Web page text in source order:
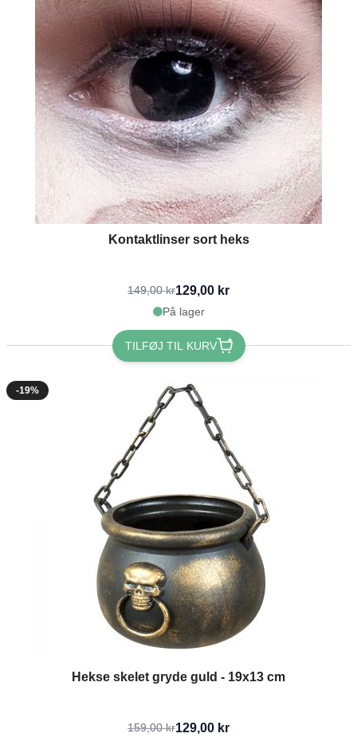
Kontaktlinser sort heks
149,00 kr129,00 kr
På lager
TILFØJ TIL KURV
-19%
Hekse skelet gryde guld - 19x13 cm
159,00 kr129,00 kr